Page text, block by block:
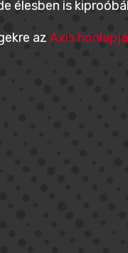
élesben is
az Axis